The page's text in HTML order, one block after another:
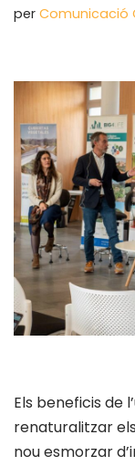
per Comunicació
Els beneficis de
renaturalitzar
nou esmorzar